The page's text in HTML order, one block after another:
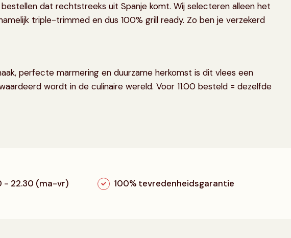
dat rechtstreeks uit Spanje komt. Wij selecteren alleen het
triple-trimmed en dus 100% grill ready. Zo ben je verzekerd
perfecte marmering en duurzame herkomst is dit vlees een
wordt in de culinaire wereld. Voor 11.00 besteld = dezelfde
- 22.30 (ma-vr) 100% tevredenheidsgarantie